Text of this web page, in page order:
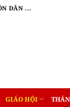
DÂN ...
GIÁO HỘI